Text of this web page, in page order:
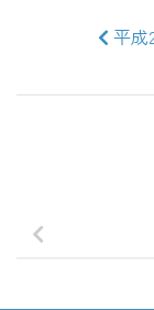
平成